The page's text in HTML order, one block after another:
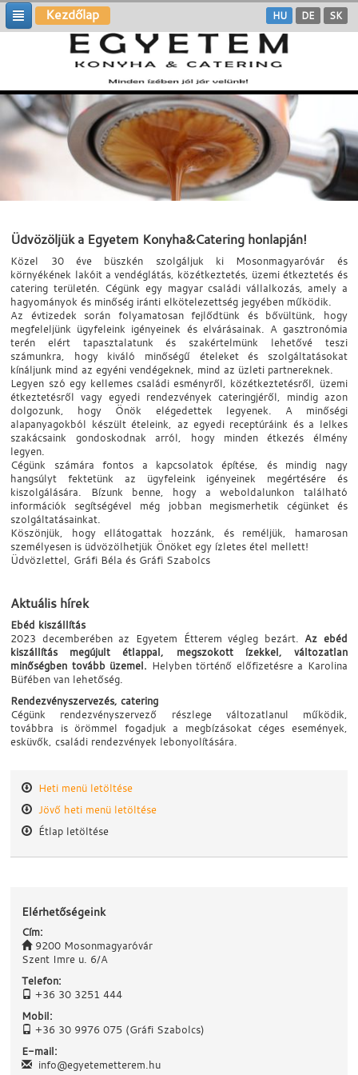
HU DE SK
Kezdőlap
Üdvözöljük a Egyetem Konyha&Catering honlapján!
Közel 30 éve büszkén szolgáljuk ki Mosonmagyaróvár és
környékének lakóit a vendéglátás, közétkeztetés, üzemi étkeztetés és
catering területén. Cégünk egy magyar családi vállalkozás, amely a
hagyományok és minőség iránti elkötelezettség jegyében működik.
Az évtizedek során folyamatosan fejlődtünk és bővültünk, hogy
megfeleljünk ügyfeleink igényeinek és elvárásainak. A gasztronómia
terén elért tapasztalatunk és szakértelmünk lehetővé teszi
számunkra, hogy kiváló minőségű ételeket és szolgáltatásokat
kínáljunk mind az egyéni vendégeknek, mind az üzleti partnereknek.
Legyen szó egy kellemes családi esményről, közétkeztetésről, üzemi
étkeztetésről vagy egyedi rendezvények cateringjéről, mindig azon
dolgozunk, hogy Önök elégedettek legyenek. A minőségi
alapanyagokból készült ételeink, az egyedi receptúráink és a lelkes
szakácsaink gondoskodnak arról, hogy minden étkezés élmény
legyen.
Cégünk számára fontos a kapcsolatok építése, és mindig nagy
hangsúlyt fektetünk az ügyfeleink igényeinek megértésére és
kiszolgálására. Bízunk benne, hogy a weboldalunkon található
információk segítségével még jobban megismerhetik cégünket és
szolgáltatásainkat.
Köszönjük, hogy ellátogattak hozzánk, és reméljük, hamarosan
személyesen is üdvözölhetjük Önöket egy ízletes étel mellett!
Üdvözlettel, Gráfi Béla és Gráfi Szabolcs
Aktuális hírek
Ebéd kiszállítás
2023 decemberében az Egyetem Étterem végleg bezárt. Az ebéd
kiszállítás megújult étlappal, megszokott ízekkel, változatlan
minőségben tovább üzemel. Helyben történő előfizetésre a Karolina
Büfében van lehetőség.
Rendezvényszervezés, catering
Cégünk rendezvényszervező részlege változatlanul működik,
továbbra is örömmel fogadjuk a megbízásokat céges események,
esküvők, családi rendezvények lebonyolítására.
Heti menü letöltése
Jövő heti menü letöltése
Étlap letöltése
Elérhetőségeink
Cím:
9200 Mosonmagyaróvár
Szent Imre u. 6/A
Telefon:
+36 30 3251 444
Mobil:
+36 30 9976 075 (Gráfi Szabolcs)
E-mail:
info@egyetemetterem.hu